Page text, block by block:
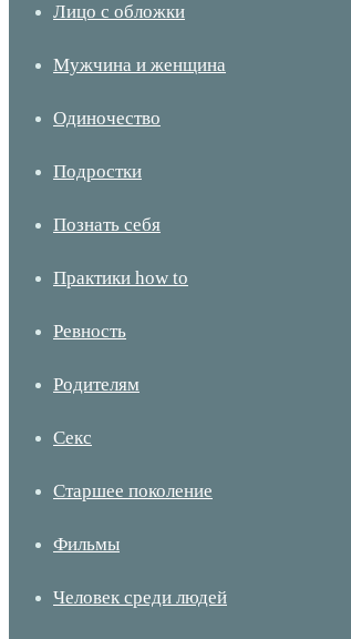
Лицо с обложки
Мужчина и женщина
Одиночество
Подростки
Познать себя
Практики how to
Ревность
Родителям
Секс
Старшее поколение
Фильмы
Человек среди людей